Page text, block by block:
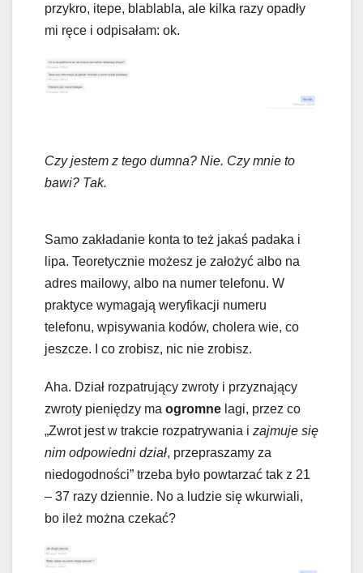
przykro, itepe, blablabla, ale kilka razy opadły
mi ręce i odpisałam: ok.
Czy jestem z tego dumna? Nie. Czy mnie to
bawi? Tak.
Samo zakładanie konta to też jakaś padaka i
lipa. Teoretycznie możesz je założyć albo na
adres mailowy, albo na numer telefonu. W
praktyce wymagają weryfikacji numeru
telefonu, wpisywania kodów, cholera wie, co
jeszcze. I co zrobisz, nic nie zrobisz.
Aha. Dział rozpatrujący zwroty i przyznający
zwroty pieniędzy ma ogromne lagi, przez co
„Zwrot jest w trakcie rozpatrywania i zajmuje się
nim odpowiedni dział, przepraszamy za
niedogodności” trzeba było powtarzać tak z 21
– 37 razy dziennie. No a ludzie się wkurwiali,
bo ileż można czekać?